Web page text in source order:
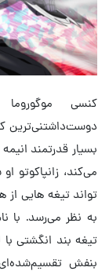
می‌کند،
تواند تیغه هایی از
تیغه بند انگشتی
بنفش